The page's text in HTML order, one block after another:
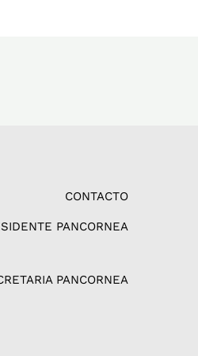
CONTACTO
PANCORNEA
PANCORNEA